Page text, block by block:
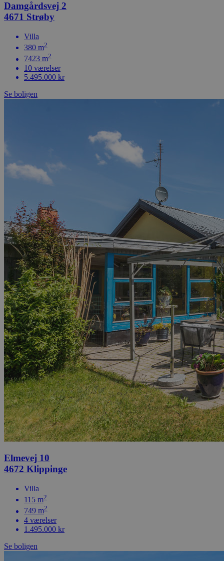
Damgårdsvej 2
4671 Strøby
Villa
380 m2
7423 m2
10 værelser
5.495.000 kr
Se boligen
Elmevej 10
4672 Klippinge
Villa
115 m2
749 m2
4 værelser
1.495.000 kr
Se boligen